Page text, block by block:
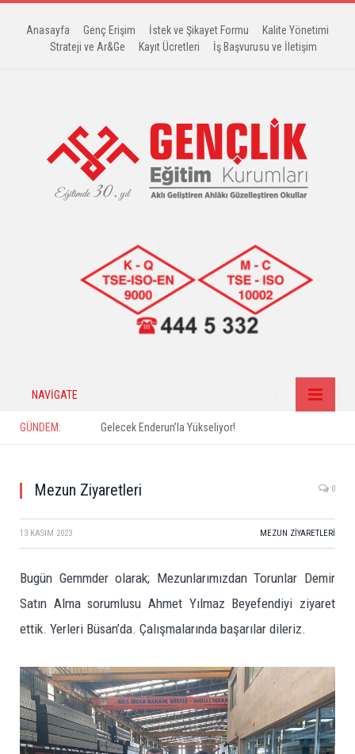
Anasayfa Genç Erişim İstek ve Şikayet Formu
Kalite Yönetimi
Strateji ve Ar&Ge
Kayıt Ücretleri İş Başvurusu ve İletişim
NAVIGATE
GÜNDEM: Gelecek Enderun’la Yükseliyor!
Mezun Ziyaretleri 0
13 KASIM 2023 MEZUN ZIYARETLERI
Bugün Gemmder olarak; Mezunlarımızdan Torunlar Demir
Satın Alma sorumlusu Ahmet Yılmaz Beyefendiyi ziyaret
ettik. Yerleri Büsan’da. Çalışmalarında başarılar dileriz.